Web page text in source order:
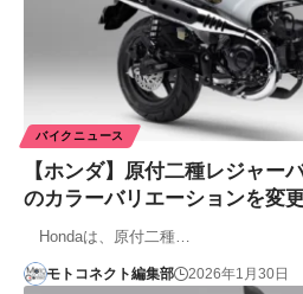
バイクニュース
【ホンダ】原付二種レジャー
のカラーバリエーションを変
Hondaは、原付二種…
モトコネクト編集部 2026年1月30日